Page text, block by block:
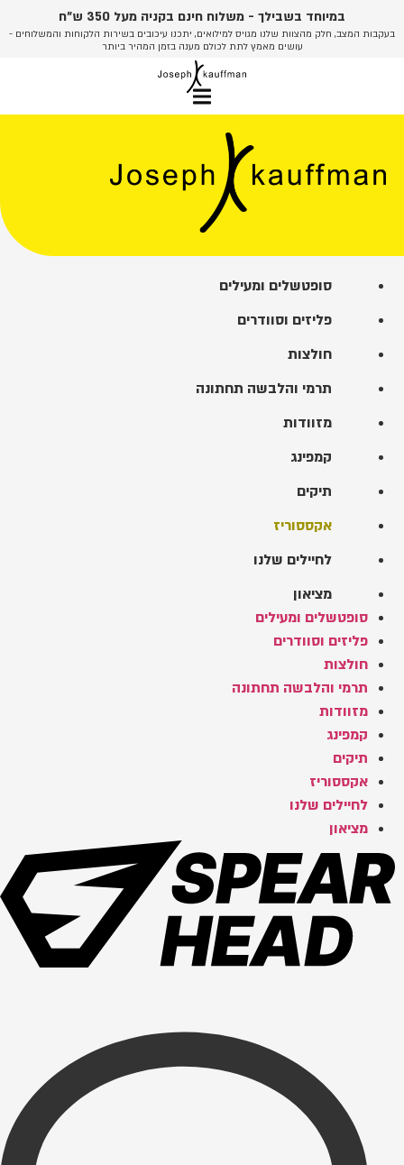
לתוכן
במיוחד בשבילך - משלוח חינם בקניה מעל 350 ש"ח
בעקבות המצב, חלק מהצוות שלנו מגויס למילואים, יתכנו עיכובים בשירות הלקוחות והמשלוחים -
עושים מאמץ לתת לכולם מענה בזמן המהיר ביותר
סופטשלים ומעילים
פליזים וסוודרים
חולצות
תרמי והלבשה תחתונה
מזוודות
קמפינג
תיקים
אקססוריז
לחיילים שלנו
מציאון
סופטשלים ומעילים
פליזים וסוודרים
חולצות
תרמי והלבשה תחתונה
מזוודות
קמפינג
תיקים
אקססוריז
לחיילים שלנו
מציאון